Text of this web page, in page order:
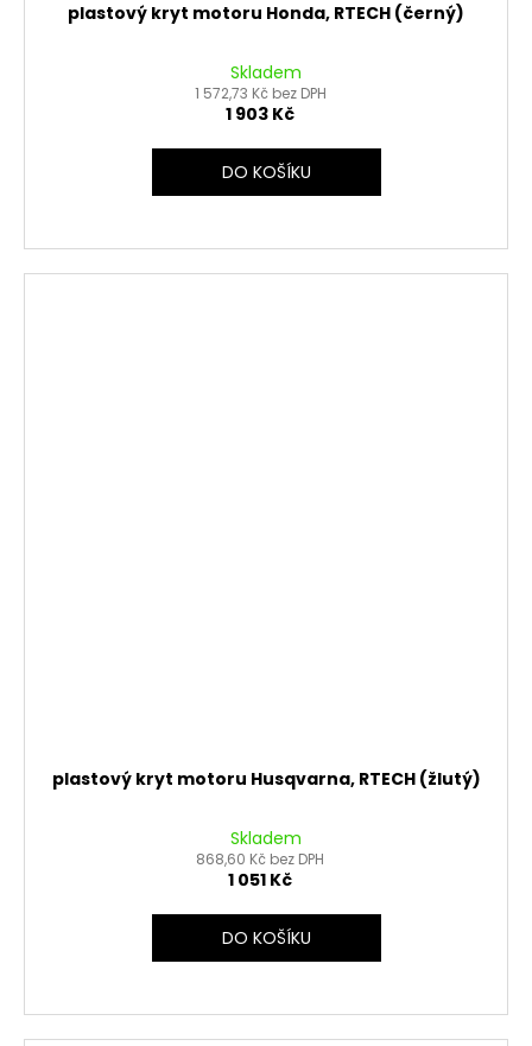
plastový kryt motoru Honda, RTECH (černý)
Skladem
1 572,73 Kč bez DPH
1 903 Kč
DO KOŠÍKU
plastový kryt motoru Husqvarna, RTECH (žlutý)
Skladem
868,60 Kč bez DPH
1 051 Kč
DO KOŠÍKU